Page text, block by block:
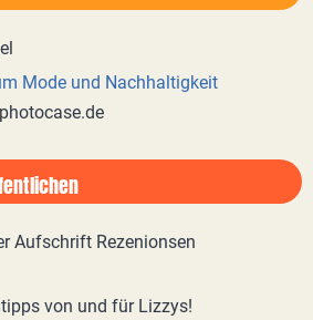
Mode und Nachhaltigkeit
von und für Lizzys!